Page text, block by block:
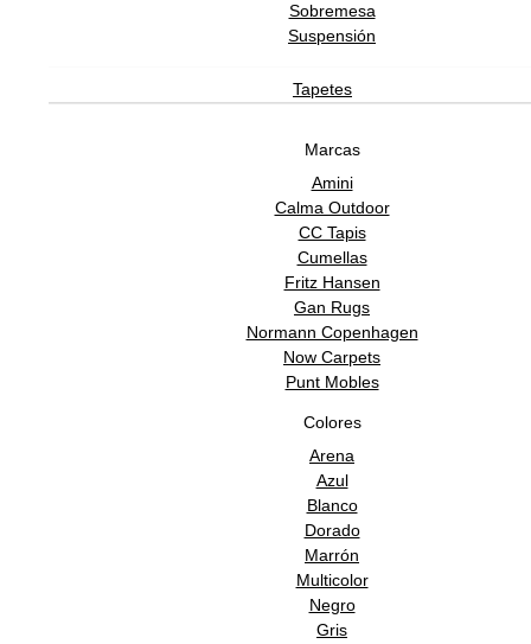
Sobremesa
Suspensión
Tapetes
Marcas
Amini
Calma Outdoor
CC Tapis
Cumellas
Fritz Hansen
Gan Rugs
Normann Copenhagen
Now Carpets
Punt Mobles
Colores
Arena
Azul
Blanco
Dorado
Marrón
Multicolor
Negro
Gris